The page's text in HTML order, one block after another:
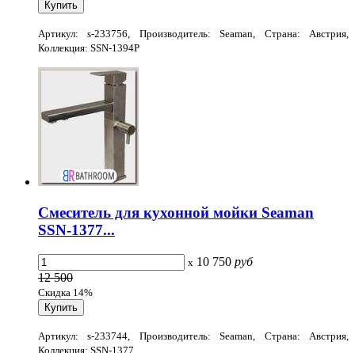
Артикул: s-233756, Производитель: Seaman, Страна: Австрия,
Коллекция: SSN-1394P
Смеситель для кухонной мойки Seaman
SSN-1377...
x 10 750 руб
12 500
Скидка 14%
Артикул: s-233744, Производитель: Seaman, Страна: Австрия,
Коллекция: SSN-1377